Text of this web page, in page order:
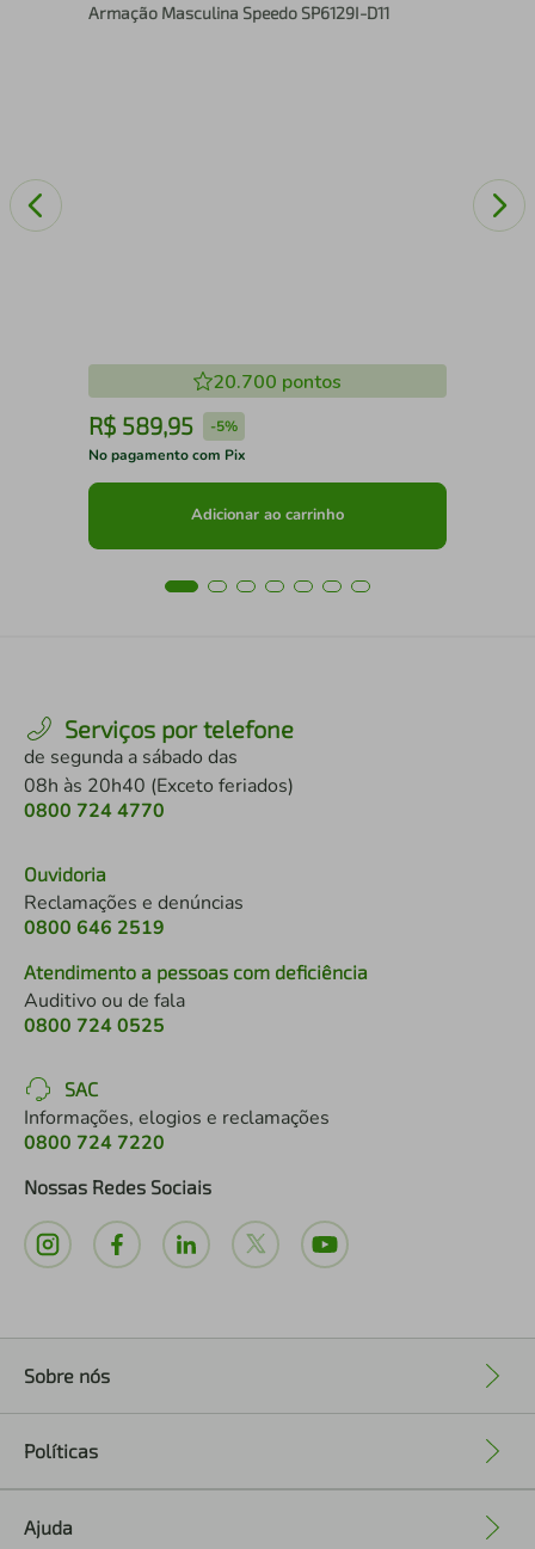
Armação Masculina Speedo SP6129I-D11
20.700 pontos
R$ 589,95 -5%
No pagamento com Pix
Adicionar ao carrinho
Serviços por telefone
de segunda a sábado das
08h às 20h40 (Exceto feriados)
0800 724 4770
Ouvidoria
Reclamações e denúncias
0800 646 2519
Atendimento a pessoas com deficiência
Auditivo ou de fala
0800 724 0525
SAC
Informações, elogios e reclamações
0800 724 7220
Nossas Redes Sociais
Sobre nós
Políticas
Ajuda